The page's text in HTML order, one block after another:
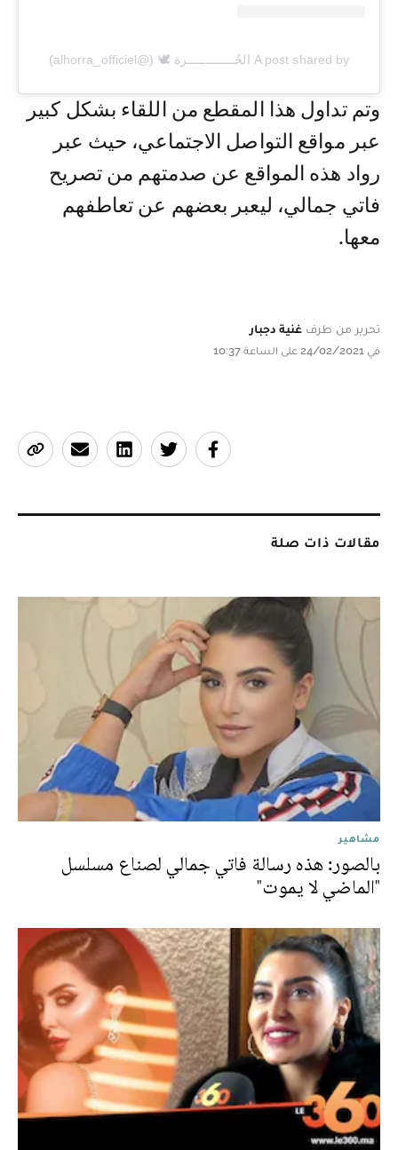
A post shared by الحُـــــــــــــرة 🕊 (@alhorra_officiel)
وتم تداول هذا المقطع من اللقاء بشكل كبير
عبر مواقع التواصل الاجتماعي، حيث عبر
رواد هذه المواقع عن صدمتهم من تصريح
فاتي جمالي، ليعبر بعضهم عن تعاطفهم
معها.
تحرير من طرف غنية دجبار
في 24/02/2021 على الساعة 10:37
مقالات ذات صلة
مشاهير
بالصور: هذه رسالة فاتي جمالي لصناع مسلسل
"الماضي لا يموت"